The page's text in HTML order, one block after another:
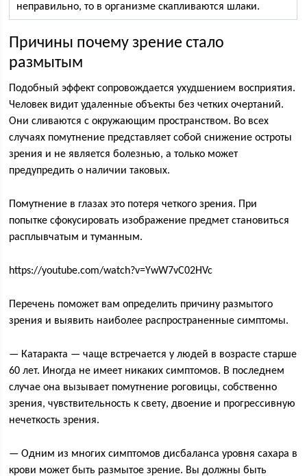
неправильно, то в организме скапливаются шлаки.
Причины почему зрение стало
размытым
Подобный эффект сопровождается ухудшением восприятия.
Человек видит удаленные объекты без четких очертаний.
Они сливаются с окружающим пространством. Во всех
случаях помутнение представляет собой снижение остроты
зрения и не является болезнью, а только может
предупредить о наличии таковых.
Помутнение в глазах это потеря четкого зрения. При
попытке сфокусировать изображение предмет становиться
расплывчатым и туманным.
https://youtube.com/watch?v=YwW7vC02HVc
Перечень поможет вам определить причину размытого
зрения и выявить наиболее распространенные симптомы.
— Катаракта — чаще встречается у людей в возрасте старше
60 лет. Иногда не имеет никаких симптомов. В последнем
случае она вызывает помутнение роговицы, собственно
зрения, чувствительность к свету, двоение и прогрессивную
нечеткость зрения.
— Одним из многих симптомов дисбаланса уровня сахара в
крови может быть размытое зрение. Вы должны быть